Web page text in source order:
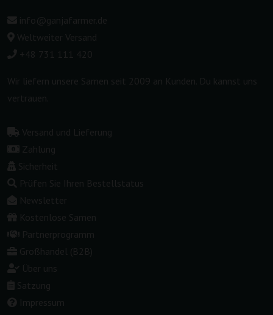
info@ganjafarmer.de
Weltweiter Versand
+48 731 111 420
Wir liefern unsere Samen seit 2009 an Kunden. Du kannst uns
vertrauen.
Versand und Lieferung
Zahlung
Sicherheit
Prüfen Sie Ihren Bestellstatus
Newsletter
Kostenlose Samen
Partnerprogramm
Großhandel (B2B)
Über uns
Satzung
Impressum